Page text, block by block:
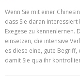
Wenn Sie mit einer
dass Sie daran
Exegese zu kennenlernen.
einsetzen, die intensive
es diese eine, gute
damit Sie qua ihr